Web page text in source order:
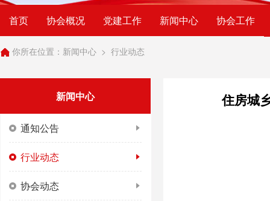
首页 协会概况 党建工作 新闻中心 协会工作
你所在位置： 新闻中心 > 行业动态
新闻中心
通知公告
行业动态
协会动态
住房城